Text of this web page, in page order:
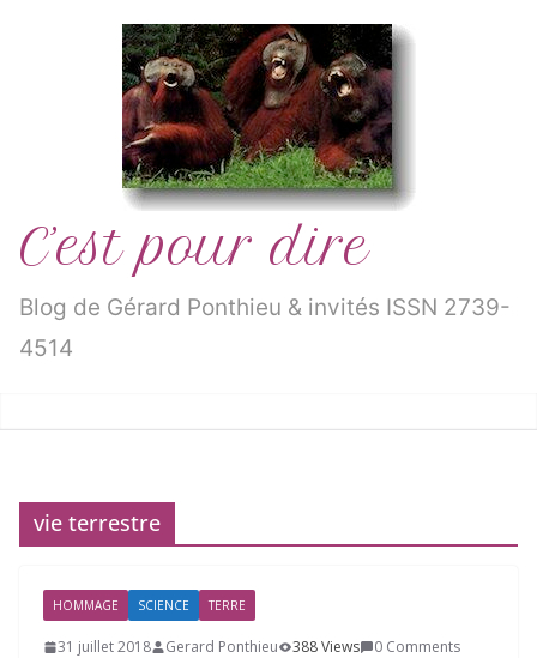
C’est pour dire
Blog de Gérard Ponthieu & invités ISSN 2739-
4514
vie terrestre
HOMMAGE SCIENCE TERRE
31 juillet 2018 Gerard Ponthieu 388 Views 0 Comments